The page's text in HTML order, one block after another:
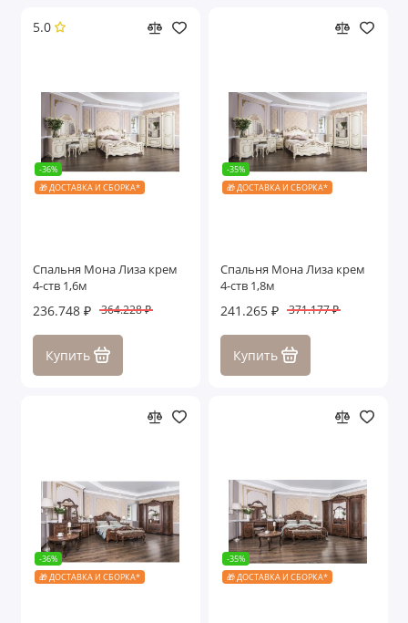
5.0
-36%
🎁 ДОСТАВКА И СБОРКА*
Спальня Мона Лиза крем
4-ств 1,6м
236.748 ₽ 364.228 ₽
Купить
-35%
🎁 ДОСТАВКА И СБОРКА*
Спальня Мона Лиза крем
4-ств 1,8м
241.265 ₽ 371.177 ₽
Купить
-36%
🎁 ДОСТАВКА И СБОРКА*
-35%
🎁 ДОСТАВКА И СБОРКА*